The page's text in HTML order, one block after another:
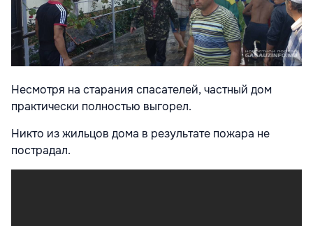
Несмотря на старания спасателей, частный дом
практически полностью выгорел.
Никто из жильцов дома в результате пожара не
пострадал.